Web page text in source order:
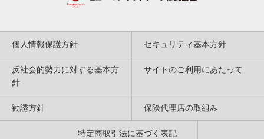
個人情報保護方針 セキュリティ基本方針
反社会的勢力に対する基本方
針
サイトのご利用にあたって
勧誘方針 保険代理店の取組み
特定商取引法に基づく表記